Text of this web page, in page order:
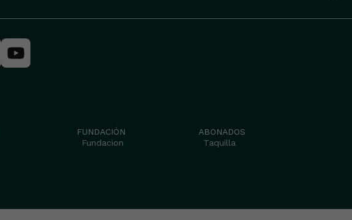
FUNDACIÓN
Fundacion
ABONADOS
Taquilla